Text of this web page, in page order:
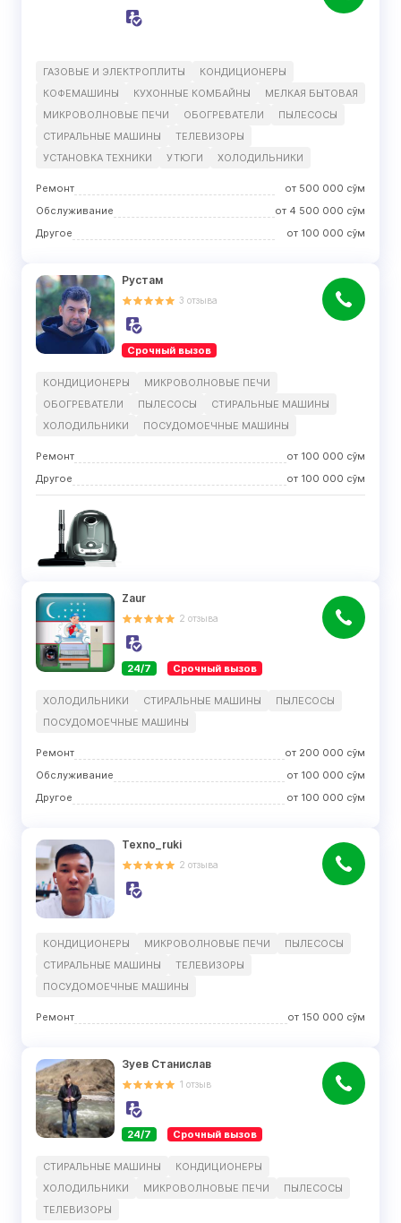
ГАЗОВЫЕ И ЭЛЕКТРОПЛИТЫ
КОНДИЦИОНЕРЫ
КОФЕМАШИНЫ
КУХОННЫЕ КОМБАЙНЫ
МЕЛКАЯ БЫТОВАЯ
МИКРОВОЛНОВЫЕ ПЕЧИ
ОБОГРЕВАТЕЛИ
ПЫЛЕСОСЫ
СТИРАЛЬНЫЕ МАШИНЫ
ТЕЛЕВИЗОРЫ
УСТАНОВКА ТЕХНИКИ
УТЮГИ ХОЛОДИЛЬНИКИ
Ремонт от 500 000 сўм
Обслуживание
от 4 500 000 сўм
Другое
от 100 000 сўм
Рустам
3 отзыва
Срочный вызов
КОНДИЦИОНЕРЫ
МИКРОВОЛНОВЫЕ ПЕЧИ
ОБОГРЕВАТЕЛИ
ПЫЛЕСОСЫ
СТИРАЛЬНЫЕ МАШИНЫ
ХОЛОДИЛЬНИКИ
ПОСУДОМОЕЧНЫЕ МАШИНЫ
Ремонт от 100 000 сўм
Другое
от 100 000 сўм
Zaur
2 отзыва
24/7 Срочный вызов
ХОЛОДИЛЬНИКИ СТИРАЛЬНЫЕ МАШИНЫ
ПЫЛЕСОСЫ
ПОСУДОМОЕЧНЫЕ МАШИНЫ
Ремонт от 200 000 сўм
Обслуживание
от 100 000 сўм
Другое
от 100 000 сўм
Texno_ruki
2 отзыва
КОНДИЦИОНЕРЫ МИКРОВОЛНОВЫЕ ПЕЧИ
ПЫЛЕСОСЫ
СТИРАЛЬНЫЕ МАШИНЫ
ТЕЛЕВИЗОРЫ
ПОСУДОМОЕЧНЫЕ МАШИНЫ
Ремонт от 150 000 сўм
Зуев Станислав
1 отзыв
24/7 Срочный вызов
СТИРАЛЬНЫЕ МАШИНЫ
КОНДИЦИОНЕРЫ
ХОЛОДИЛЬНИКИ
МИКРОВОЛНОВЫЕ ПЕЧИ
ПЫЛЕСОСЫ
ТЕЛЕВИЗОРЫ